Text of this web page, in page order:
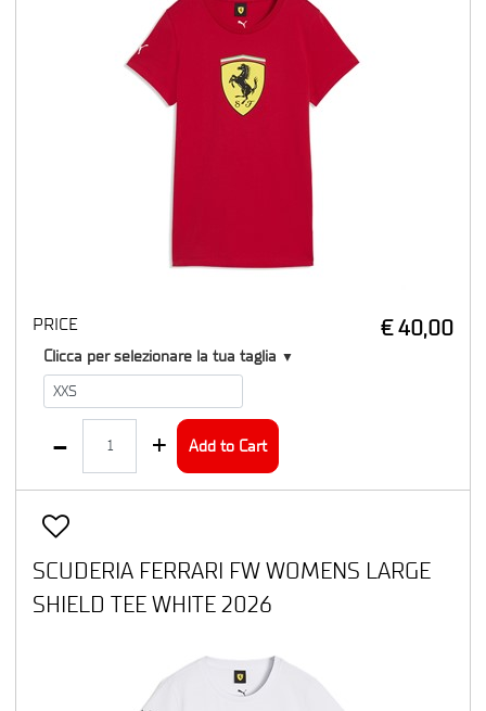
PRICE € 40,00
T1
Clicca per selezionare la tua taglia ▼
Add to Cart
SCUDERIA FERRARI FW WOMENS LARGE
SHIELD TEE WHITE 2026